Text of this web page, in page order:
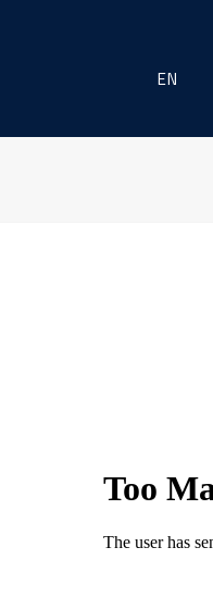
EN